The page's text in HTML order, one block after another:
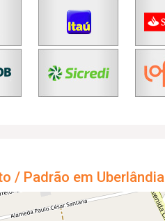
/ Padrão em Uberlândia